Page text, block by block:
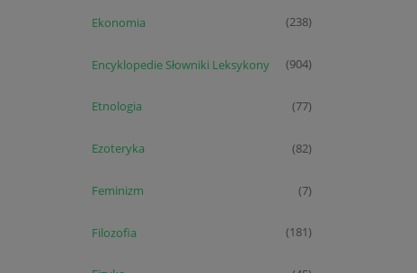
Ekonomia (238)
Encyklopedie Słowniki Leksykony (904)
Etnologia (77)
Ezoteryka (82)
Feminizm (7)
Filozofia (181)